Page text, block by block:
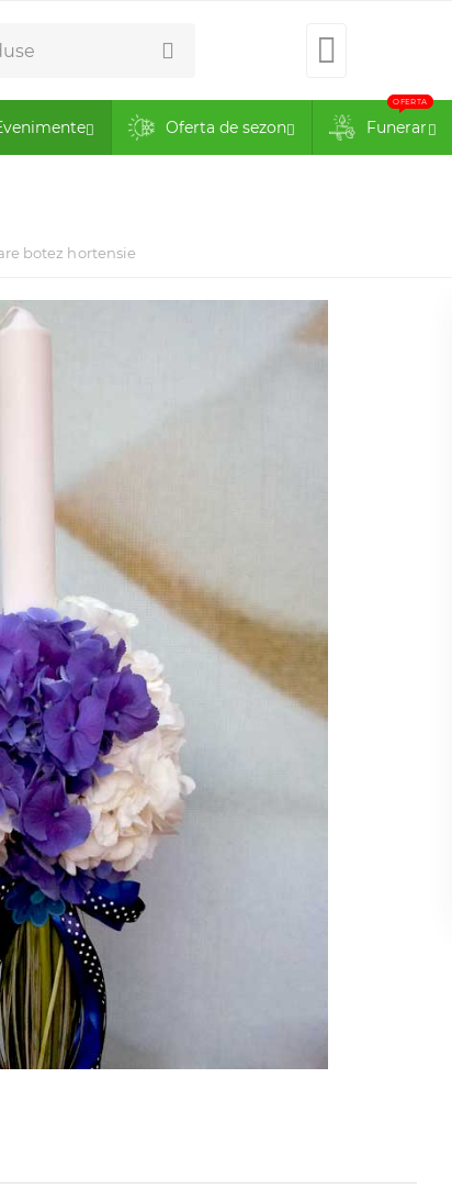
Oferta de sezon Funerar
OFERTA
botez hortensie